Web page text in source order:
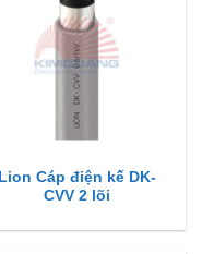
Lion Cáp điện kế DK-
CVV 2 lõi